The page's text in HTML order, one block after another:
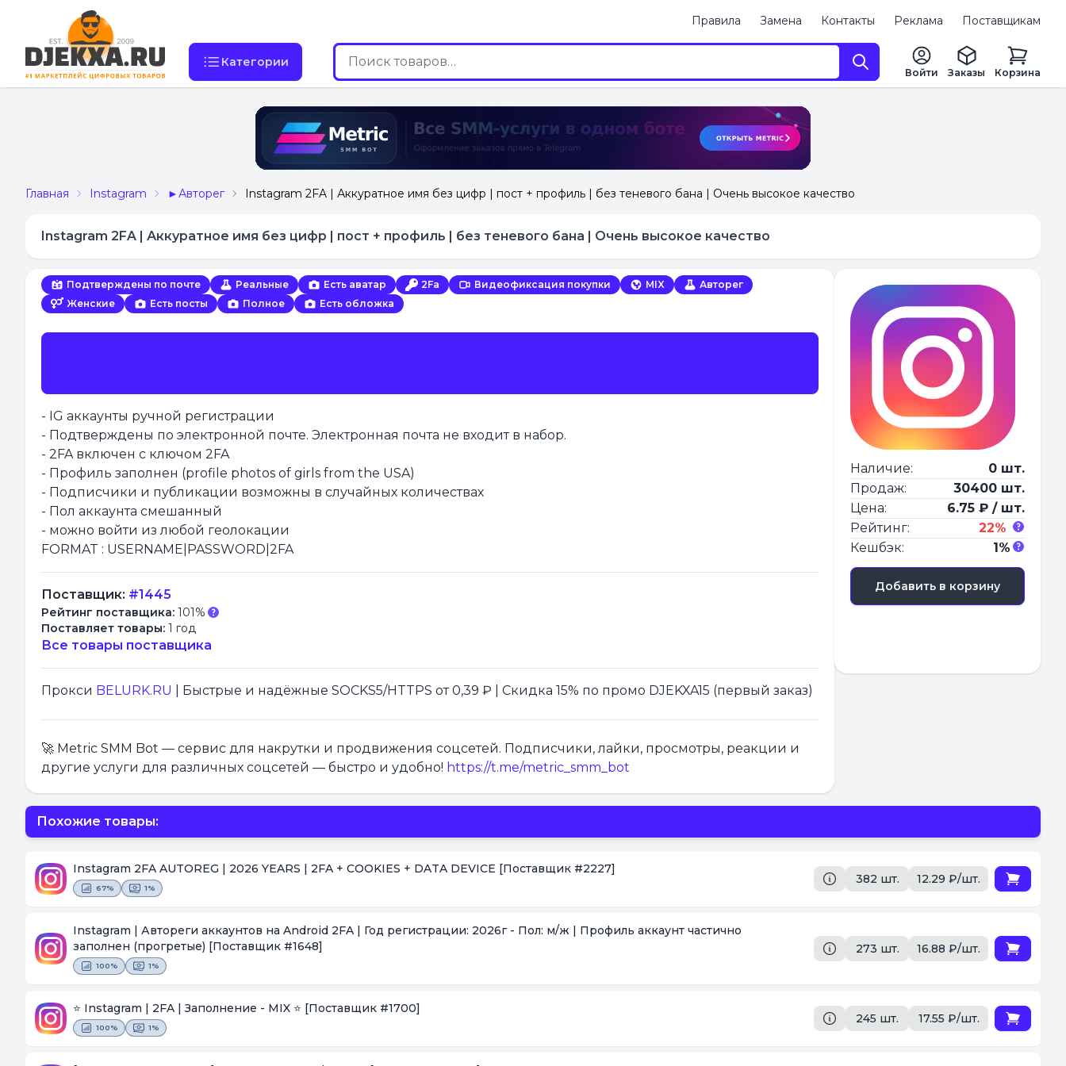
Правила Замена Контакты Реклама Поставщикам
Категории
Войти Заказы Корзина
Главная Instagram ►Авторег Instagram 2FA | Аккуратное имя без цифр | пост + профиль | без теневого бана | Очень высокое качество
Instagram 2FA | Аккуратное имя без цифр | пост + профиль | без теневого бана | Очень высокое качество
Подтверждены по почте Реальные Есть аватар 2Fa Видеофиксация покупки MIX
Авторег
Женские
Есть посты Полное Есть обложка
- IG аккаунты ручной регистрации
- Подтверждены по электронной почте. Электронная почта не входит в набор.
- 2FA включен с ключом 2FA
- Профиль заполнен (profile photos of girls from the USA)
- Подписчики и публикации возможны в случайных количествах
- Пол аккаунта смешанный
- можно войти из любой геолокации
FORMAT : USERNAME|PASSWORD|2FA
Поставщик: #1445
Рейтинг поставщика: 101%
Поставляет товары: 1 год
Все товары поставщика
Прокси BELURK.RU | Быстрые и надёжные SOCKS5/HTTPS от 0,39 ₽ | Скидка 15% по промо DJEKXA15 (первый заказ)
🚀 Metric SMM Bot — сервис для накрутки и продвижения соцсетей. Подписчики, лайки, просмотры, реакции и
другие услуги для различных соцсетей — быстро и удобно! https://t.me/metric_smm_bot
Наличие:
0 шт.
Продаж:
30400 шт.
Цена:
6.75 ₽ / шт.
Рейтинг:
22%
Кешбэк:
1%
Добавить в корзину
Похожие товары:
Instagram 2FA AUTOREG | 2026 YEARS | 2FA + COOKIES + DATA DEVICE [Поставщик #2227]
67% 1%
382 шт. 12.29 ₽/шт.
Instagram | Автореги аккаунтов на Android 2FA | Год регистрации: 2026г - Пол: м/ж | Профиль аккаунт частично
заполнен (прогретые) [Поставщик #1648]
100% 1%
273 шт. 16.88 ₽/шт.
⭐ Instagram | 2FA | Заполнение - MIX ⭐ [Поставщик #1700]
100% 1%
245 шт. 17.55 ₽/шт.